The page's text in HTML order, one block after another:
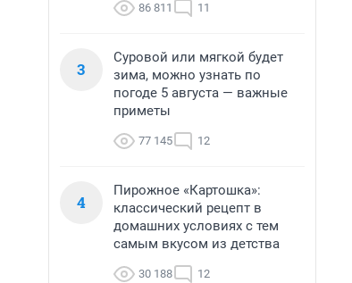
86 811 11
3
Суровой или мягкой будет
зима, можно узнать по
погоде 5 августа — важные
приметы
77 145 12
4
Пирожное «Картошка»:
классический рецепт в
домашних условиях с тем
самым вкусом из детства
30 188 12